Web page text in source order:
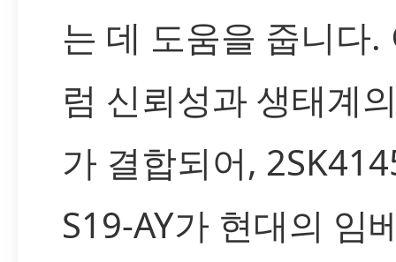
는 데 도움을 줍니다.
럼 신뢰성과 생태계
가 결합되어,
S19-AY가 현대의 임